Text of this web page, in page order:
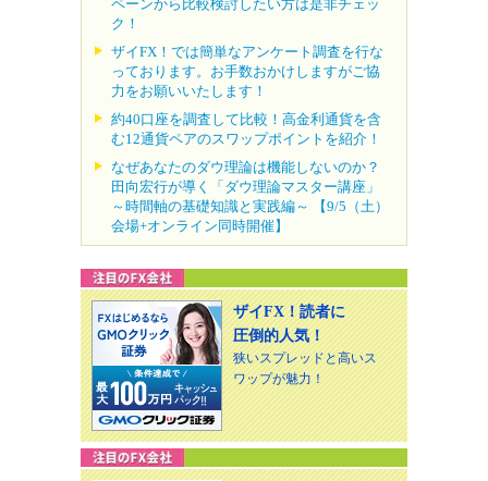
ペーンから比較検討したい方は是非チェッ
ク！
ザイFX！では簡単なアンケート調査を行な
っております。お手数おかけしますがご協
力をお願いいたします！
約40口座を調査して比較！高金利通貨を含
む12通貨ペアのスワップポイントを紹介！
なぜあなたのダウ理論は機能しないのか？
田向宏行が導く「ダウ理論マスター講座」
～時間軸の基礎知識と実践編～ 【9/5（土）
会場+オンライン同時開催】
ザイFX！読者に
圧倒的人気！
狭いスプレッドと高いス
ワップが魅力！